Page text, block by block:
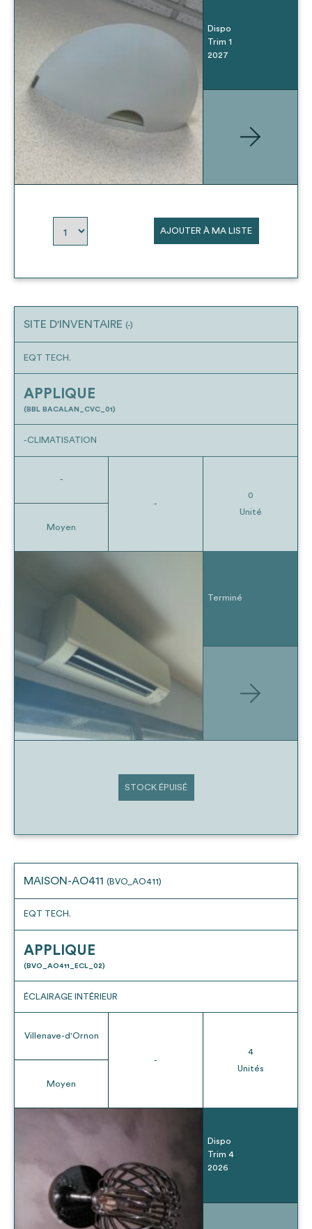
Dispo
Trim 1
2027
AJOUTER À MA LISTE
SITE D'INVENTAIRE (-)
EQT TECH.
APPLIQUE
(BBL BACALAN_CVC_01)
-CLIMATISATION
-
Moyen
-
0
Unité
Terminé
STOCK ÉPUISÉ
MAISON-AO411 (BVO_AO411)
EQT TECH.
APPLIQUE
(BVO_AO411_ECL_02)
ÉCLAIRAGE INTÉRIEUR
Villenave-d'Ornon
Moyen
-
4
Unités
Dispo
Trim 4
2026